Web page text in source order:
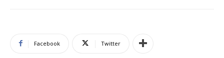
Facebook Twitter